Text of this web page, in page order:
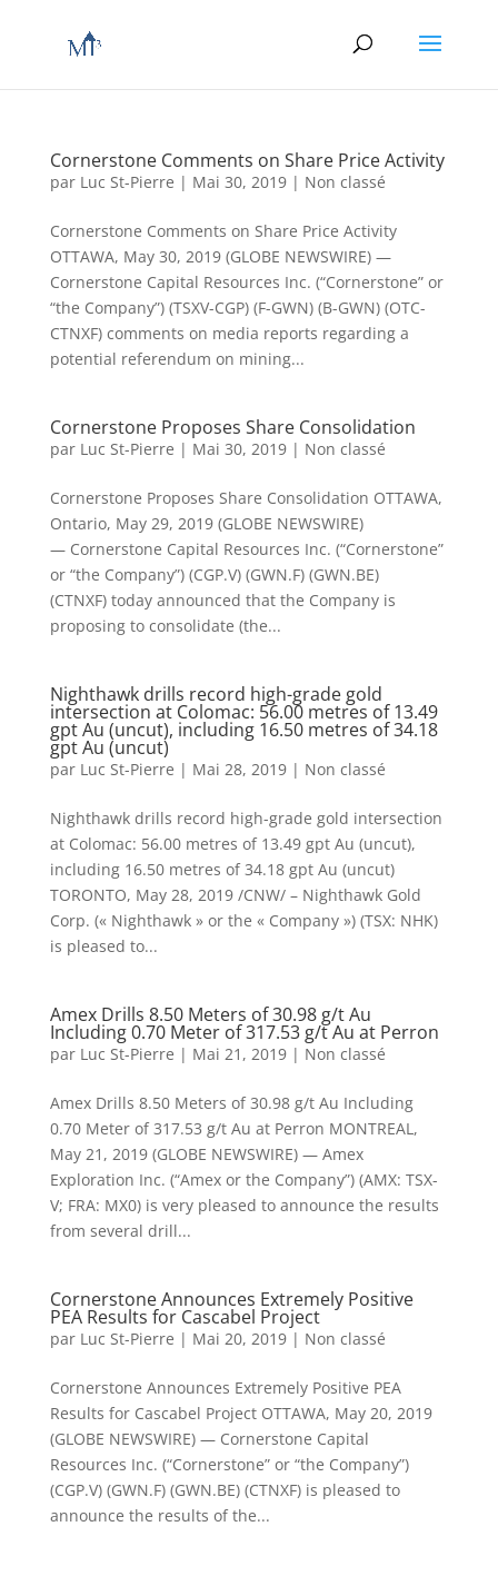
Cornerstone Comments on Share Price Activity
par Luc St-Pierre | Mai 30, 2019| Non classé
Cornerstone Comments on Share Price Activity
OTTAWA, May 30, 2019 (GLOBE NEWSWIRE) —
Cornerstone Capital Resources Inc. (“Cornerstone” or
“the Company”) (TSXV-CGP) (F-GWN) (B-GWN) (OTC-
CTNXF) comments on media reports regarding a
potential referendum on mining...
Cornerstone Proposes Share Consolidation
par Luc St-Pierre | Mai 30, 2019| Non classé
Cornerstone Proposes Share Consolidation OTTAWA,
Ontario, May 29, 2019 (GLOBE NEWSWIRE)
— Cornerstone Capital Resources Inc. (“Cornerstone”
or “the Company”) (CGP.V) (GWN.F) (GWN.BE)
(CTNXF) today announced that the Company is
proposing to consolidate (the...
Nighthawk drills record high-grade gold
intersection at Colomac: 56.00 metres of 13.49
gpt Au (uncut), including 16.50 metres of 34.18
gpt Au (uncut)
par Luc St-Pierre | Mai 28, 2019| Non classé
Nighthawk drills record high-grade gold intersection
at Colomac: 56.00 metres of 13.49 gpt Au (uncut),
including 16.50 metres of 34.18 gpt Au (uncut)
TORONTO, May 28, 2019 /CNW/ – Nighthawk Gold
Corp. (« Nighthawk » or the « Company ») (TSX: NHK)
is pleased to...
Amex Drills 8.50 Meters of 30.98 g/t Au
Including 0.70 Meter of 317.53 g/t Au at Perron
par Luc St-Pierre | Mai 21, 2019| Non classé
Amex Drills 8.50 Meters of 30.98 g/t Au Including
0.70 Meter of 317.53 g/t Au at Perron MONTREAL,
May 21, 2019 (GLOBE NEWSWIRE) — Amex
Exploration Inc. (“Amex or the Company”) (AMX: TSX-
V; FRA: MX0) is very pleased to announce the results
from several drill...
Cornerstone Announces Extremely Positive
PEA Results for Cascabel Project
par Luc St-Pierre | Mai 20, 2019| Non classé
Cornerstone Announces Extremely Positive PEA
Results for Cascabel Project OTTAWA, May 20, 2019
(GLOBE NEWSWIRE) — Cornerstone Capital
Resources Inc. (“Cornerstone” or “the Company”)
(CGP.V) (GWN.F) (GWN.BE) (CTNXF) is pleased to
announce the results of the...